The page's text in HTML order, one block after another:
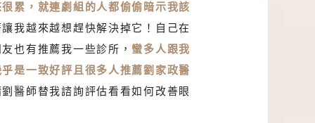
累，就連劇組的人都偷偷暗示我該
讓我越來越想趕快解決掉它！自己在
也有推薦我一些診所， 蠻多人跟我
是一致好評且很多人推薦劉家政醫
劉醫師替我諮詢評估看看如何改善眼